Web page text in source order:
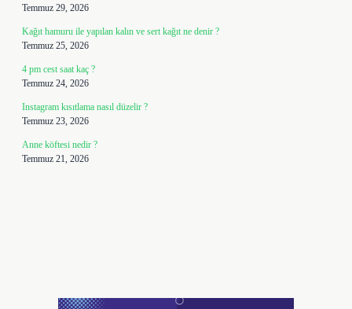
Temmuz 29, 2026
Kağıt hamuru ile yapılan kalın ve sert kağıt ne denir ?
Temmuz 25, 2026
4 pm cest saat kaç ?
Temmuz 24, 2026
Instagram kısıtlama nasıl düzelir ?
Temmuz 23, 2026
Anne köftesi nedir ?
Temmuz 21, 2026